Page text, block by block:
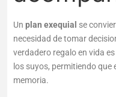
Unplan exequial se
necesidad de tomar
verdadero regalo en vida
los suyos, permitiendo que
memoria.